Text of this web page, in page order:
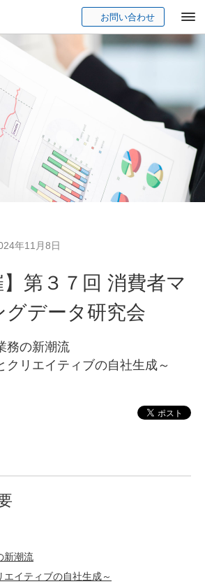
お問い合わせ
年11月8日
】第３７回 消費者マ
グデータ研究会
務の新潮流
クリエイティブの自社生成～
新潮流
エイティブの自社生成～